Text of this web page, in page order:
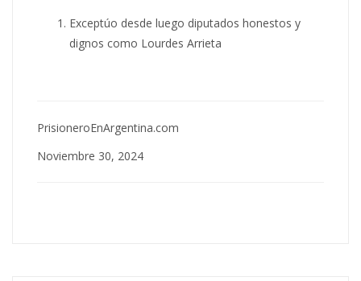
Exceptúo desde luego diputados honestos y
dignos como Lourdes Arrieta
PrisioneroEnArgentina.com
Noviembre 30, 2024